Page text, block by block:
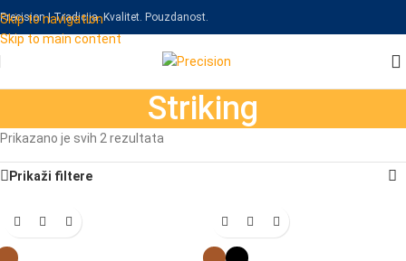
Skip to navigation
Skip to main content
Precision | Tradicija. Kvalitet. Pouzdanost.
Striking
Prikazano je svih 2 rezultata
Prikaži filtere